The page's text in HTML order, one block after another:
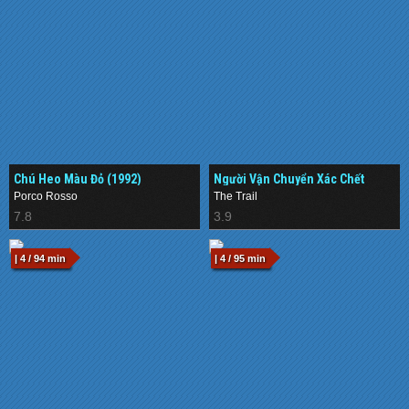
Chú Heo Màu Đỏ (1992)
Porco Rosso
7.8
Người Vận Chuyển Xác Chết
(1983)
The Trail
3.9
| 4 / 94 min | 4 / 95 min